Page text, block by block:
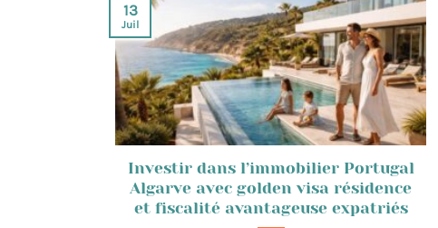
Investir dans l’immobilier Portugal
Algarve avec golden visa résidence
et fiscalité avantageuse expatriés
13
Juil